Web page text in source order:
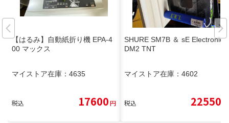
【はるみ】自動紙折り機 EPA-4
00 マックス
マイストア在庫： 4635
税込 17600円
SHURE SM7B ＆ sE Electronics
DM2 TNT
マイストア在庫： 4602
税込 22550